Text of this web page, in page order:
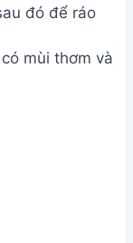
đó để ráo
mùi thơm và